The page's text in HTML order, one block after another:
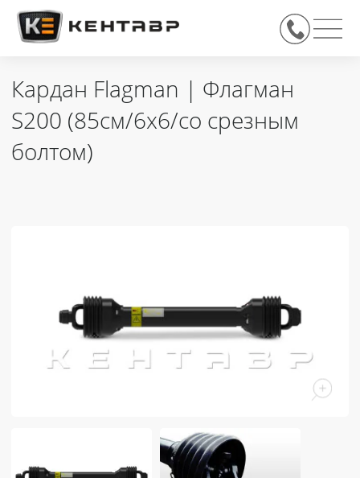
Кардан Flagman | Флагман
S200 (85см/6х6/со срезным
болтом)